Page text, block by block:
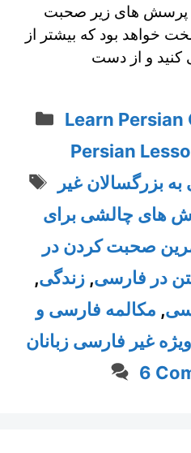
پرسش های زیر صحبت
چقدر سخت خواهد بود که بیشتر از
Categories
Learn
Persian
Tags
بزرگسالان غیر
های چالشی برای
صحبت کردن در
در فارسی, زندگی,
, مکالمه فارسی و
غیر فارسی زبانان
6